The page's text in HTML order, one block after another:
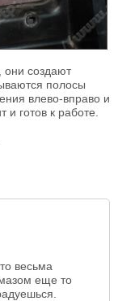
они создают
полосы
влево-вправо и
готов к работе.
весьма
еще то